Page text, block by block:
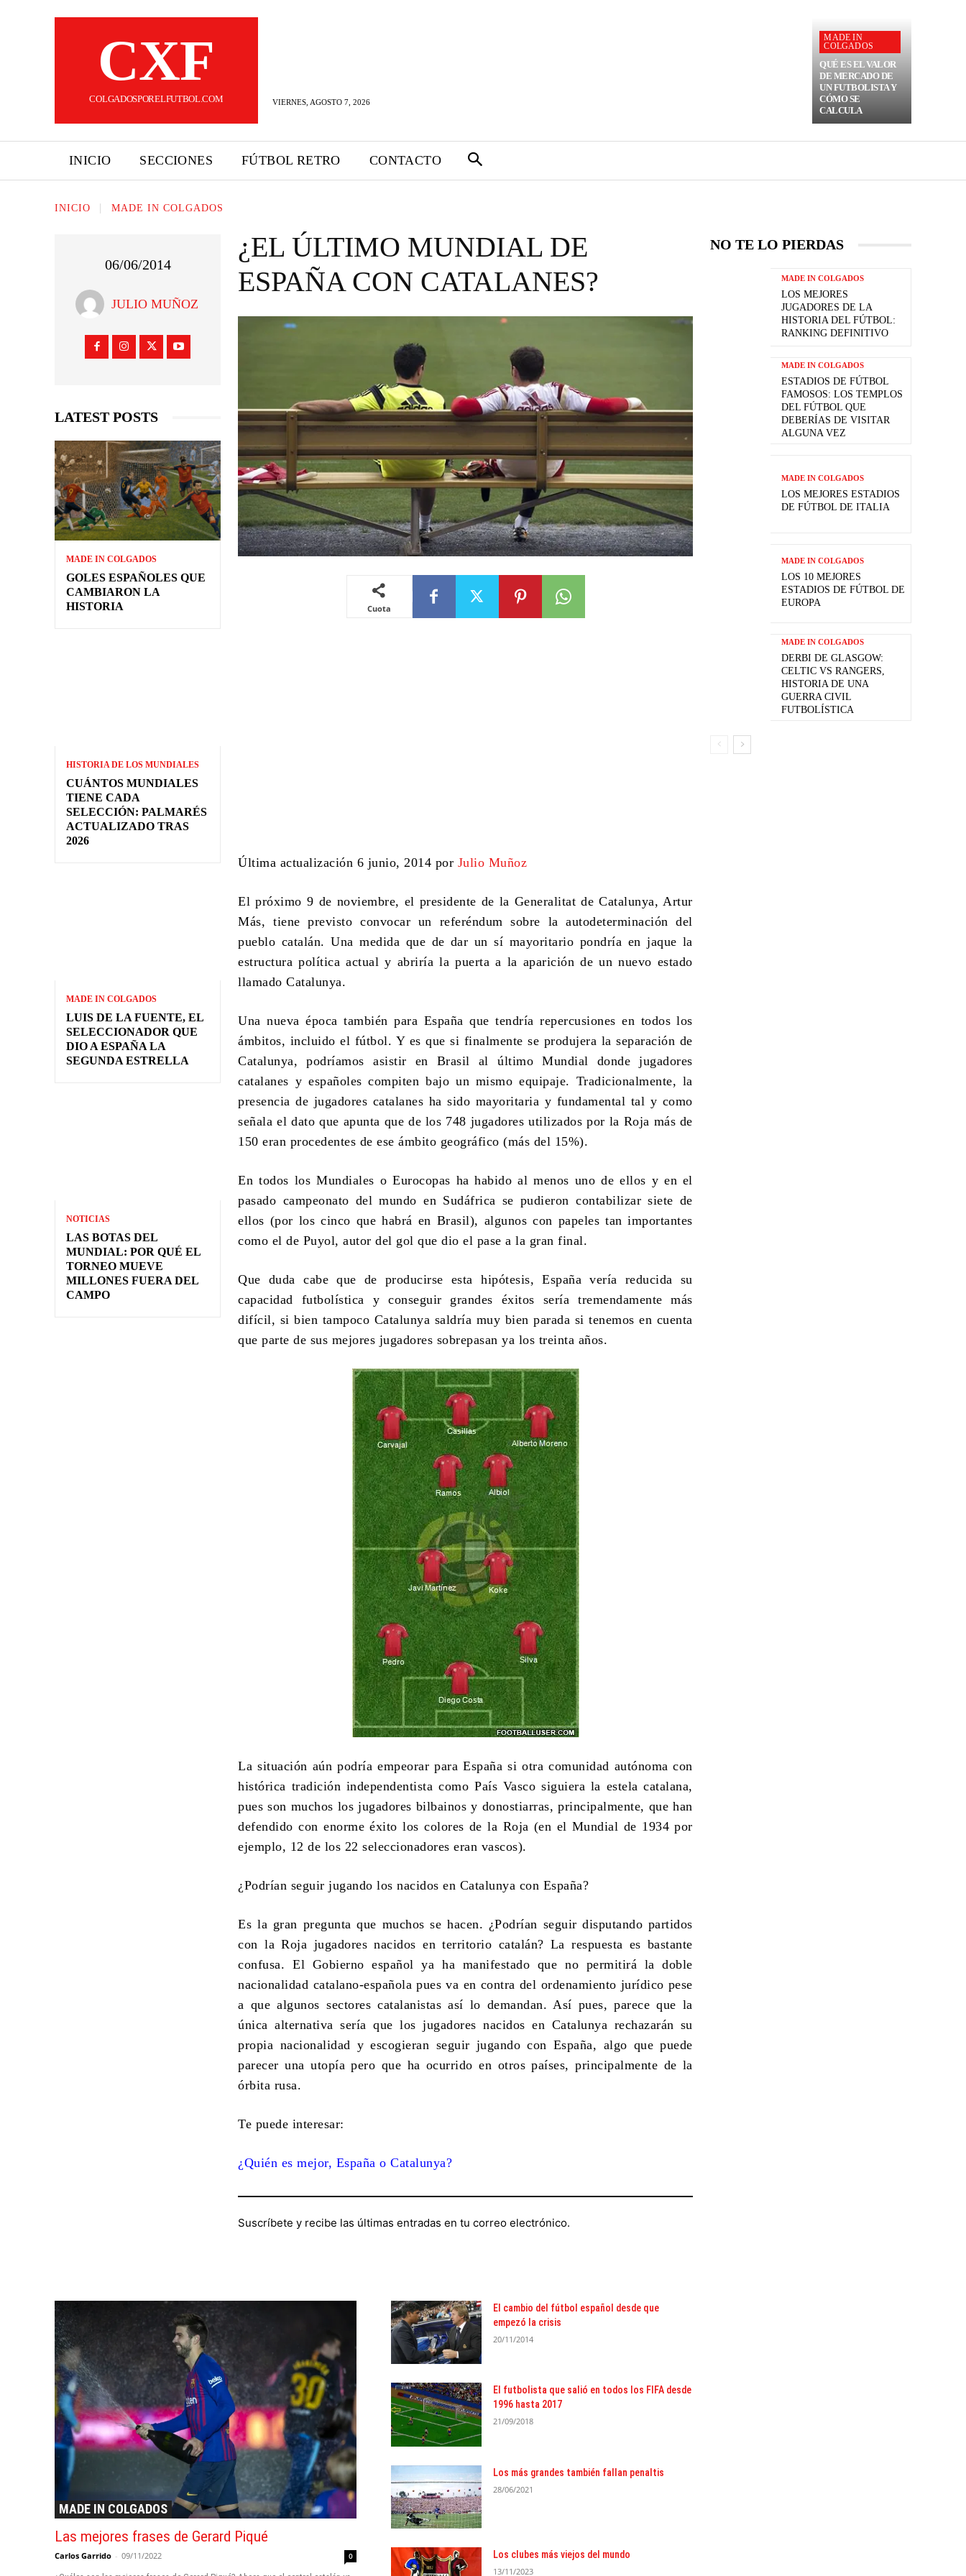
CXF
COLGADOSPORELFUTBOL.COM VIERNES, AGOSTO 7, 2026
MADE IN
COLGADOS
QUÉ ES EL VALOR
DE MERCADO DE
UN FUTBOLISTA Y
CÓMO SE
CALCULA
INICIO SECCIONES FÚTBOL RETRO CONTACTO
INICIO MADE IN COLGADOS
06/06/2014
JULIO MUÑOZ
LATEST POSTS
MADE IN COLGADOS
GOLES ESPAÑOLES QUE
CAMBIARON LA
HISTORIA
HISTORIA DE LOS MUNDIALES
CUÁNTOS MUNDIALES
TIENE CADA
SELECCIÓN: PALMARÉS
ACTUALIZADO TRAS
2026
MADE IN COLGADOS
LUIS DE LA FUENTE, EL
SELECCIONADOR QUE
DIO A ESPAÑA LA
SEGUNDA ESTRELLA
NOTICIAS
LAS BOTAS DEL
MUNDIAL: POR QUÉ EL
TORNEO MUEVE
MILLONES FUERA DEL
CAMPO
¿EL ÚLTIMO MUNDIAL DE
ESPAÑA CON CATALANES?
Cuota
Última actualización 6 junio, 2014 por Julio Muñoz
El próximo 9 de noviembre, el presidente de la Generalitat de Catalunya, Artur
Más, tiene previsto convocar un referéndum sobre la autodeterminación del
pueblo catalán. Una medida que de dar un sí mayoritario pondría en jaque la
estructura política actual y abriría la puerta a la aparición de un nuevo estado
llamado Catalunya.
Una nueva época también para España que tendría repercusiones en todos los
ámbitos, incluido el fútbol. Y es que si finalmente se produjera la separación de
Catalunya, podríamos asistir en Brasil al último Mundial donde jugadores
catalanes y españoles compiten bajo un mismo equipaje. Tradicionalmente, la
presencia de jugadores catalanes ha sido mayoritaria y fundamental tal y como
señala el dato que apunta que de los 748 jugadores utilizados por la Roja más de
150 eran procedentes de ese ámbito geográfico (más del 15%).
En todos los Mundiales o Eurocopas ha habido al menos uno de ellos y en el
pasado campeonato del mundo en Sudáfrica se pudieron contabilizar siete de
ellos (por los cinco que habrá en Brasil), algunos con papeles tan importantes
como el de Puyol, autor del gol que dio el pase a la gran final.
Que duda cabe que de producirse esta hipótesis, España vería reducida su
capacidad futbolística y conseguir grandes éxitos sería tremendamente más
difícil, si bien tampoco Catalunya saldría muy bien parada si tenemos en cuenta
que parte de sus mejores jugadores sobrepasan ya los treinta años.
La situación aún podría empeorar para España si otra comunidad autónoma con
histórica tradición independentista como País Vasco siguiera la estela catalana,
pues son muchos los jugadores bilbainos y donostiarras, principalmente, que han
defendido con enorme éxito los colores de la Roja (en el Mundial de 1934 por
ejemplo, 12 de los 22 seleccionadores eran vascos).
¿Podrían seguir jugando los nacidos en Catalunya con España?
Es la gran pregunta que muchos se hacen. ¿Podrían seguir disputando partidos
con la Roja jugadores nacidos en territorio catalán? La respuesta es bastante
confusa. El Gobierno español ya ha manifestado que no permitirá la doble
nacionalidad catalano-española pues va en contra del ordenamiento jurídico pese
a que algunos sectores catalanistas así lo demandan. Así pues, parece que la
única alternativa sería que los jugadores nacidos en Catalunya rechazarán su
propia nacionalidad y escogieran seguir jugando con España, algo que puede
parecer una utopía pero que ha ocurrido en otros países, principalmente de la
órbita rusa.
Te puede interesar:
¿Quién es mejor, España o Catalunya?
Suscríbete y recibe las últimas entradas en tu correo electrónico.
MADE IN COLGADOS
Las mejores frases de Gerard Piqué
Carlos Garrido - 09/11/2022 0
El cambio del fútbol español desde que
empezó la crisis
20/11/2014
El futbolista que salió en todos los FIFA desde
1996 hasta 2017
21/09/2018
Los más grandes también fallan penaltis
28/06/2021
Los clubes más viejos del mundo
13/11/2023
NO TE LO PIERDAS
MADE IN COLGADOS
LOS MEJORES
JUGADORES DE LA
HISTORIA DEL FÚTBOL:
RANKING DEFINITIVO
MADE IN COLGADOS
ESTADIOS DE FÚTBOL
FAMOSOS: LOS TEMPLOS
DEL FÚTBOL QUE
DEBERÍAS DE VISITAR
ALGUNA VEZ
MADE IN COLGADOS
LOS MEJORES ESTADIOS
DE FÚTBOL DE ITALIA
MADE IN COLGADOS
LOS 10 MEJORES
ESTADIOS DE FÚTBOL DE
EUROPA
MADE IN COLGADOS
DERBI DE GLASGOW:
CELTIC VS RANGERS,
HISTORIA DE UNA
GUERRA CIVIL
FUTBOLÍSTICA